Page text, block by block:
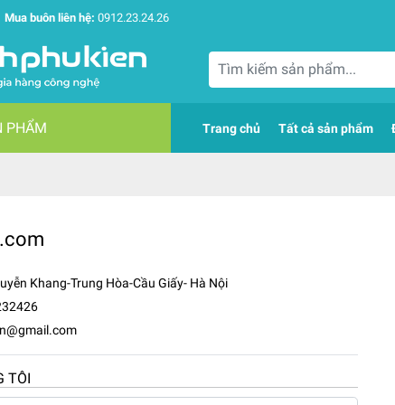
Mua buôn liên hệ: 0912.23.24.26
PHẨM Trang chủ Tất cả sản phẩm
Khang-Trung Hòa-Cầu Giấy- Hà Nội
TÔI